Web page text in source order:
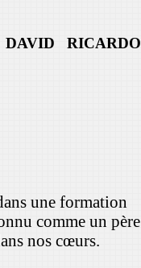
DAVID RICARDO
une formation
comme un père
nos cœurs.